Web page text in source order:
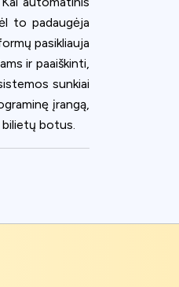
to padaugėja
pasikliauja
ir paaiškinti,
sunkiai
įrangą,
botus.